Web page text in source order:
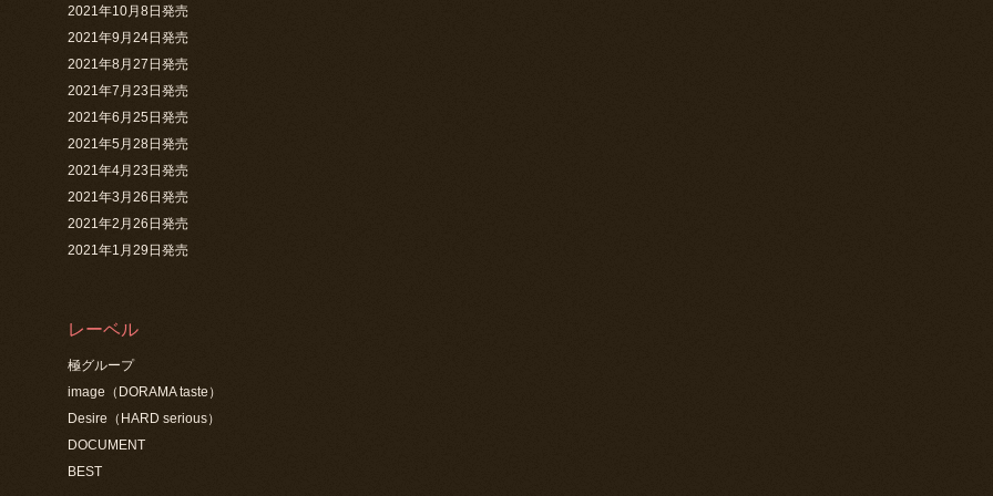
2021年10月8日発売
2021年9月24日発売
2021年8月27日発売
2021年7月23日発売
2021年6月25日発売
2021年5月28日発売
2021年4月23日発売
2021年3月26日発売
2021年2月26日発売
2021年1月29日発売
レーベル
極グループ
image（DORAMA taste）
Desire（HARD serious）
DOCUMENT
BEST